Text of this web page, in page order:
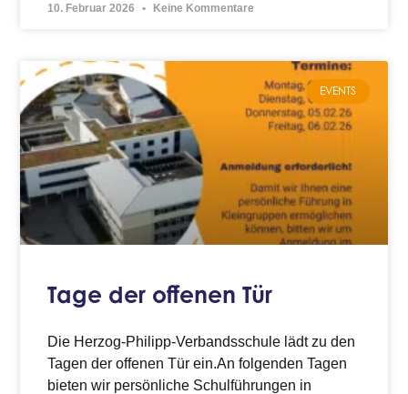
10. Februar 2026 Keine Kommentare
EVENTS
Tage der offenen Tür
Die Herzog-Philipp-Verbandsschule lädt zu den
Tagen der offenen Tür ein.An folgenden Tagen
bieten wir persönliche Schulführungen in